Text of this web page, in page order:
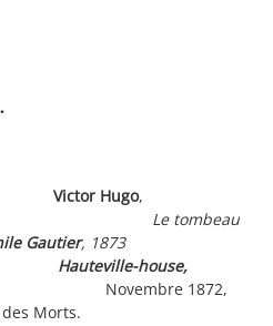
Hugo,
Gautier, 1873
house,
1872,
des Morts.